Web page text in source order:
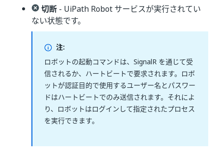
切断 - UiPath Robot サービスが実行されてい
ない状態です。
注:
ロボットの起動コマンドは、SignalR を通じて受
信されるか、ハートビートで要求されます。ロボ
ットが認証目的で使用するユーザー名とパスワー
ドはハートビートでのみ送信されます。それによ
り、ロボットはログインして指定されたプロセス
を実行できます。